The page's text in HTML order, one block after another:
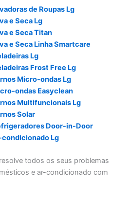
de Roupas Lg
e Seca Lg
e Seca Titan
e Seca Linha Smartcare
Lg
Frost Free Lg
Micro-ondas Lg
ondas Easyclean
Multifuncionais Lg
Solar
Door-in-Door
Lg
todos os seus problemas
e ar-condicionado com